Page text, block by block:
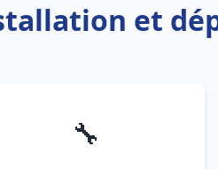
et
🔧